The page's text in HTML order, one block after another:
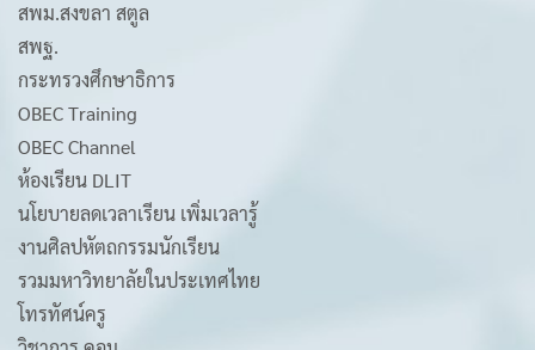
สพม.สงขลา สตูล
สพฐ.
กระทรวงศึกษาธิการ
OBEC Training
OBEC Channel
ห้องเรียน DLIT
นโยบายลดเวลาเรียน เพิ่มเวลารู้
งานศิลปหัตถกรรมนักเรียน
รวมมหาวิทยาลัยในประเทศไทย
โทรทัศน์ครู